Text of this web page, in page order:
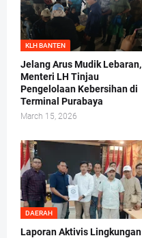
KLH BANTEN
Jelang Arus Mudik Lebaran,
Menteri LH Tinjau
Pengelolaan Kebersihan di
Terminal Purabaya
March 15, 2026
DAERAH
Laporan Aktivis Lingkungan